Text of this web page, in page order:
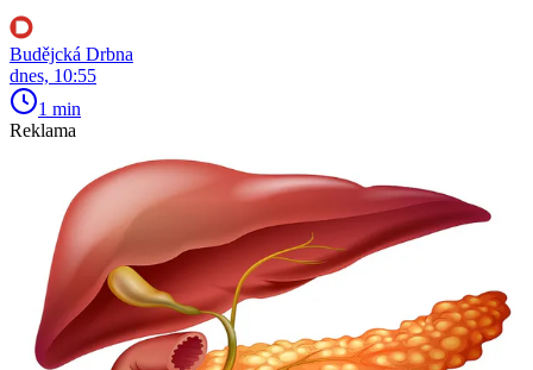
Budějcká Drbna
dnes, 10:55
1 min
Reklama